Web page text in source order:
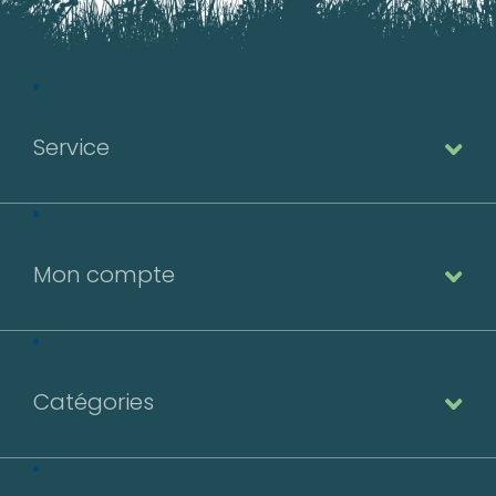
Service
Mon compte
Catégories